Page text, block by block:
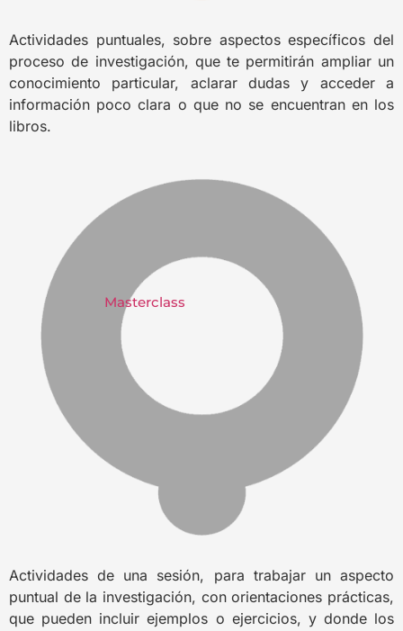
Actividades puntuales, sobre aspectos específicos del
proceso de investigación, que te permitirán ampliar un
conocimiento particular, aclarar dudas y acceder a
información poco clara o que no se encuentran en los
libros.
Actividades de una sesión, para trabajar un aspecto
puntual de la investigación, con orientaciones prácticas,
que pueden incluir ejemplos o ejercicios, y donde los
Masterclass